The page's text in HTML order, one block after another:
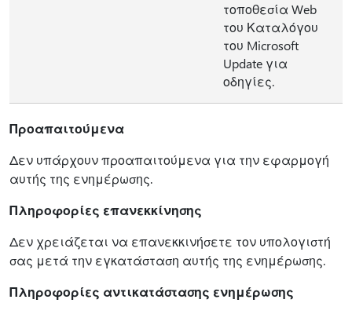
τοποθεσία Web
του Καταλόγου
του Microsoft
Update για
οδηγίες.
Προαπαιτούμενα
Δεν υπάρχουν προαπαιτούμενα για την εφαρμογή
αυτής της ενημέρωσης.
Πληροφορίες επανεκκίνησης
Δεν χρειάζεται να επανεκκινήσετε τον υπολογιστή
σας μετά την εγκατάσταση αυτής της ενημέρωσης.
Πληροφορίες αντικατάστασης ενημέρωσης